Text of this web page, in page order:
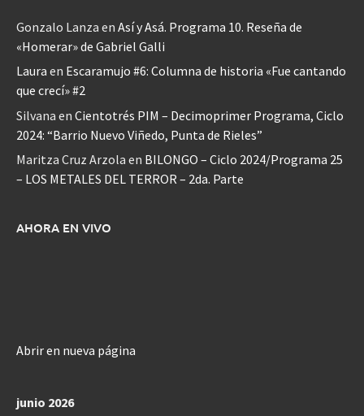
Gonzalo Lanza en Así y Asá. Programa 10. Reseña de
«Homerar» de Gabriel Galli
Laura en Escaramujo #6: Columna de historia «Fue cantando
que crecí» #2
Silvana en Cientotrés PIM – Decimoprimer Programa, Ciclo
2024: “Barrio Nuevo Viñedo, Punta de Rieles”
Maritza Cruz Arzola en BILONGO – Ciclo 2024/Programa 25
– LOS METALES DEL TERROR – 2da. Parte
AHORA EN VIVO
Abrir en nueva página
junio 2026